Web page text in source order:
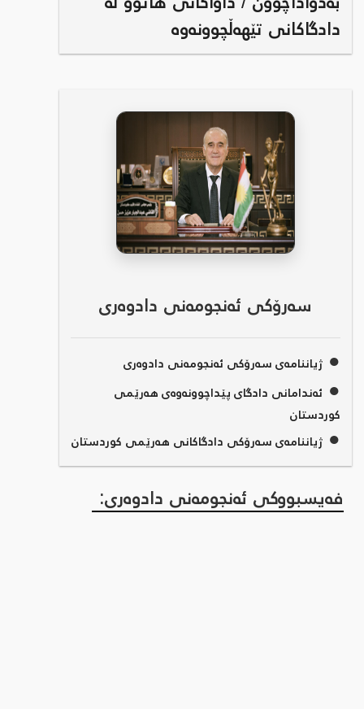
دادگاکانی تێهەڵچوونەوە
سەرۆکی ئەنجومەنی دادوەری
●ژیاننامەی سەرۆکی ئەنجومەنی دادوەری
● ئەندامانی دادگای پێداچوونەوەی هەرێمی
کوردستان
●ژیاننامەی سەرۆکی دادگاکانی هەرێمی کوردستان
فەیسبووکی ئەنجومەنی دادوەری: